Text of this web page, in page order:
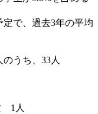
定で、過去3年の平均
うち、33人
1人